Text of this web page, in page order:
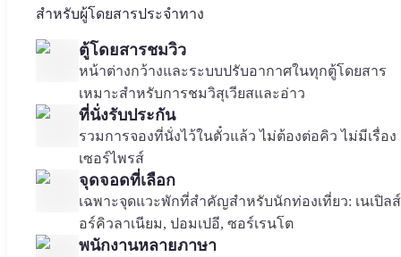
สำหรับผู้โดยสารประจำทาง
ตู้โดยสารชมวิว
หน้าต่างกว้างและระบบปรับอากาศในทุกตู้โดยสาร
เหมาะสำหรับการชมวิสุเวียสและอ่าว
ที่นั่งรับประกัน
รวมการจองที่นั่งไว้ในตั๋วแล้ว ไม่ต้องต่อคิว ไม่มีเรื่อง
เซอร์ไพรส์
จุดจอดที่เลือก
เฉพาะจุดแวะพักที่สำคัญสำหรับนักท่องเที่ยว: เนเปิลส์
อร์คิวลาเนียม, ปอมเปอี, ซอร์เรนโต
พนักงานหลายภาษา